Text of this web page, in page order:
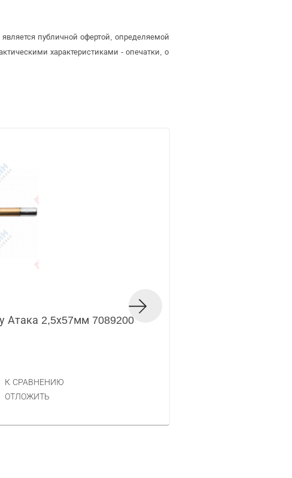
публичной офертой, определяемой
характеристиками - опечатки, о
Атака 2,5х57мм 7089200
К СРАВНЕНИЮ
ОТЛОЖИТЬ